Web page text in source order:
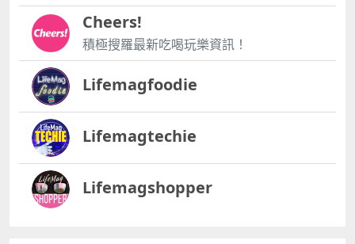
Cheers!
積極搜羅最新吃喝玩樂資訊！
Lifemagfoodie
Lifemagtechie
Lifemagshopper